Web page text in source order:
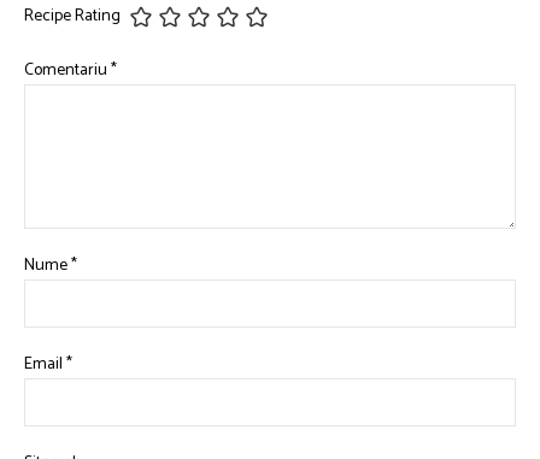
Recipe Rating
Comentariu*
Nume*
Email*